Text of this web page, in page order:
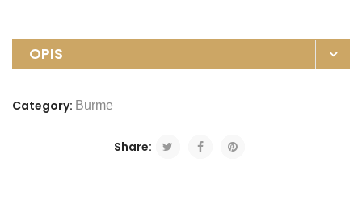
OPIS
Category: Burme
Share: